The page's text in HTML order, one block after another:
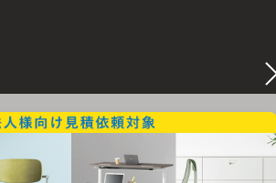
いたします。